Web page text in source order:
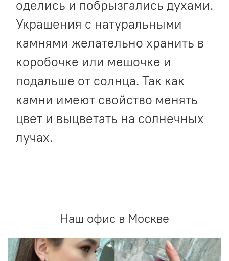
оделись и побрызгались духами.
Украшения с натуральными
камнями желательно хранить в
коробочке или мешочке и
подальше от солнца. Так как
камни имеют свойство менять
цвет и выцветать на солнечных
лучах.
Наш офис в Москве